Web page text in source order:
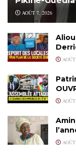
AOÛT 7, 2026